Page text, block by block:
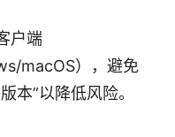
户端
macOS），避免
本”以降低风险。